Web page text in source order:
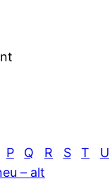
P Q R S T U
– alt